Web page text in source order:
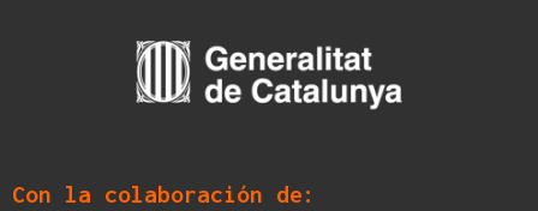
Con la colaboración de: